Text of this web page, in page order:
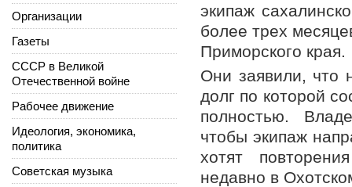
экипаж
более трех
Приморского края.
Они заявили, что
долг по которой
полностью.
чтобы экипаж
хотят
недавно в
Организации
Газеты
СССР в Великой
Отечественной войне
Рабочее движение
Идеология, экономика,
политика
Советская музыка